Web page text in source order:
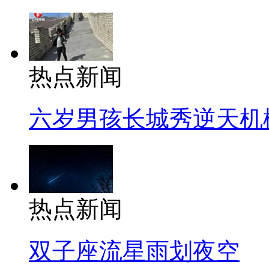
热点新闻
六岁男孩长城秀逆天机
热点新闻
双子座流星雨划夜空